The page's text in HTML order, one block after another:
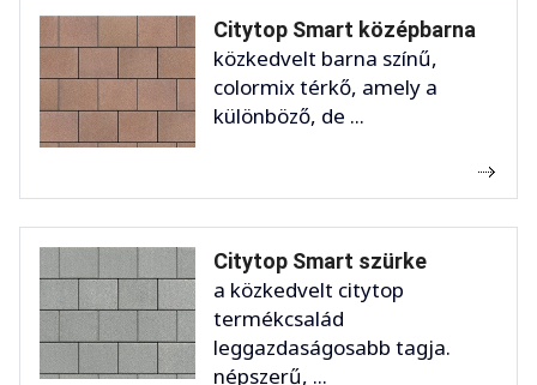
Citytop Smart középbarna
közkedvelt barna színű,
colormix térkő, amely a
különböző, de ...
Citytop Smart szürke
a közkedvelt citytop
termékcsalád
leggazdaságosabb tagja.
népszerű, ...